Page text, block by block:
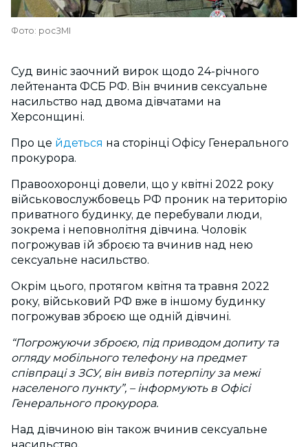
Фото: росЗМІ
Суд виніс заочний вирок щодо 24-річного
лейтенанта ФСБ РФ. Він вчинив сексуальне
насильство над двома дівчатами на
Херсонщині.
Про це йдеться на сторінці Офісу Генерального
прокурора.
Правоохоронці довели, що у квітні 2022 року
військовослужбовець РФ проник на територію
приватного будинку, де перебували люди,
зокрема і неповнолітня дівчина. Чоловік
погрожував їй зброєю та вчинив над нею
сексуальне насильство.
Окрім цього, протягом квітня та травня 2022
року, військовий РФ вже в іншому будинку
погрожував зброєю ще одній дівчині.
“Погрожуючи зброєю, під приводом допиту та
огляду мобільного телефону на предмет
співпраці з ЗСУ, він вивіз потерпілу за межі
населеного пункту”, – інформують в Офісі
Генерального прокурора.
Над дівчиною він також вчинив сексуальне